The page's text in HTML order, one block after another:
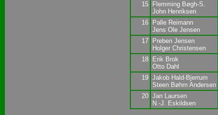
15
Flemming Bøgh-S.
John Henriksen
16
Palle Reimann
Jens Ole Jensen
17
Preben Jensen
Holger Christensen
18
Erik Brok
Otto Dahl
19 Jakob Hald-Bjerrum
Steen Bøhm Andersen
20 Jan Laursen
N.-J. Eskildsen